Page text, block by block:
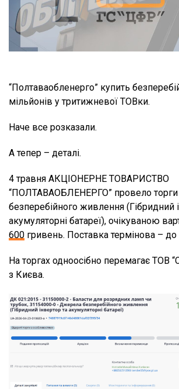
“Полтаваобленерго” купить
мільйонів у тритижневої ТОВки.
Наче все розказали.
А тепер – деталі.
4 травня АКЦІОНЕРНЕ ТОВАРИСТВО
“ПОЛТАВАОБЛЕНЕРГО” провело
безперебійного живлення (Гібридний
акумуляторні батареї), очікуваною
600 гривень. Поставка термінова – до
На торгах одноосібно перемагає ТОВ
з Києва.